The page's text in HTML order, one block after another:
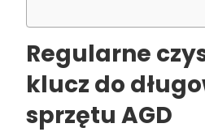
Regularne
klucz do
sprzętu AGD